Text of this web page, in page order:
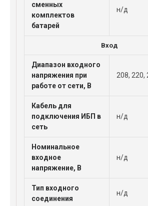
сменных
комплектов
батарей
н/д
Вход
Диапазон входного
напряжения при
работе от сети, В
208, 220,
Кабель для
подключения ИБП в
сеть
н/д
Номинальное
входное
напряжение, В
н/д
Тип входного
соединения
н/д